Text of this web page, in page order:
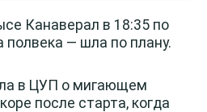
Канаверал в 18:35 по
— шла по плану.
в ЦУП о мигающем
после старта, когда